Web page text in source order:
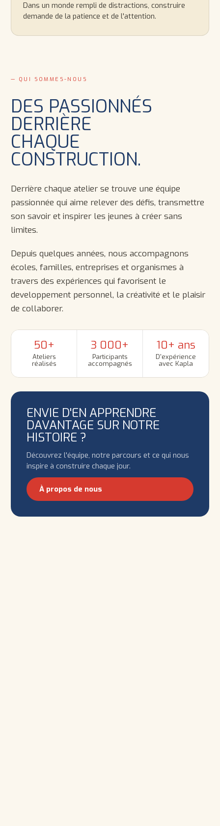
Dans un monde rempli de distractions, construire
demande de la patience et de l'attention.
— QUI SOMMES-NOUS
DES PASSIONNÉS
DERRIÈRE
CHAQUE
CONSTRUCTION.
Derrière chaque atelier se trouve une équipe
passionnée qui aime relever des défis, transmettre
son savoir et inspirer les jeunes à créer sans
limites.
Depuis quelques années, nous accompagnons
écoles, familles, entreprises et organismes à
travers des expériences qui favorisent le
developpement personnel, la créativité et le plaisir
de collaborer.
50+
Ateliers
réalisés
3 000+
Participants
accompagnés
10+ ans
D'expérience
avec Kapla
ENVIE D'EN APPRENDRE
DAVANTAGE SUR NOTRE
HISTOIRE ?
Découvrez l'équipe, notre parcours et ce qui nous
inspire à construire chaque jour.
À propos de nous